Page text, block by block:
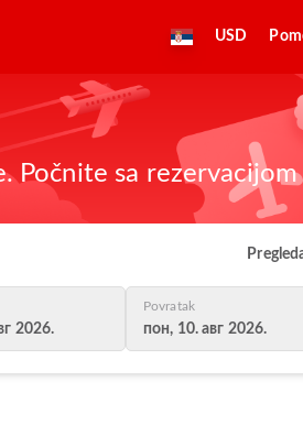
USD
Počnite sa rezervacijom
2026.
Povratak
пон, 10. авг 2026.